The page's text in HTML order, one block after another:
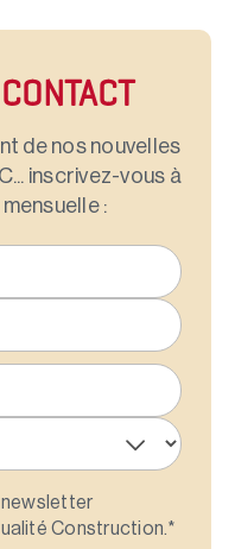
de nos nouvelles
inscrivez-vous à
:
Construction.*